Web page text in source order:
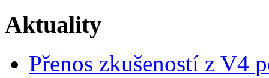
Aktuality
Přenos zkušeností z V4